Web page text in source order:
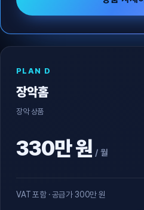
PLAN D
장악홈
장악 상품
330만 원 / 월
VAT 포함 · 공급가 300만 원